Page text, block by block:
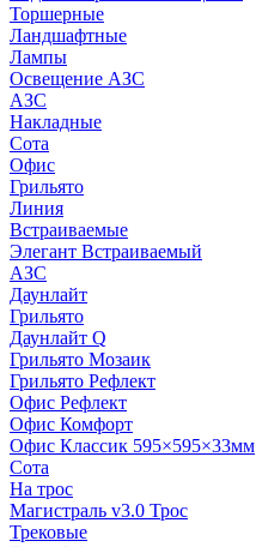
Торшерные
Ландшафтные
Лампы
Освещение АЗС
АЗС
Накладные
Сота
Офис
Грильято
Линия
Встраиваемые
Элегант Встраиваемый
АЗС
Даунлайт
Грильято
Даунлайт Q
Грильято Мозаик
Грильято Рефлект
Офис Рефлект
Офис Комфорт
Офис Классик 595×595×33мм
Сота
На трос
Магистраль v3.0 Трос
Трековые